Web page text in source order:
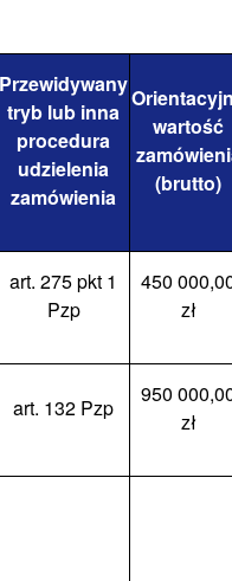
Przewidywany
tryb lub inna
procedura
udzielenia
zamówienia
wartość
(brutto)
art. 275 pkt 1
Pzp
450
zł
art. 132 Pzp
950
zł